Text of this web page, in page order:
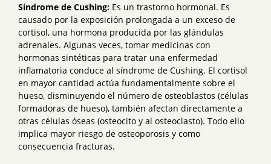
Síndrome de Cushing: Es un trastorno hormonal. Es
causado por la exposición prolongada a un exceso de
cortisol, una hormona producida por las glándulas
adrenales. Algunas veces, tomar medicinas con
hormonas sintéticas para tratar una enfermedad
inflamatoria conduce al síndrome de Cushing. El cortisol
en mayor cantidad actúa fundamentalmente sobre el
hueso, disminuyendo el número de osteoblastos (células
formadoras de hueso), también afectan directamente a
otras células óseas (osteocito y al osteoclasto). Todo ello
implica mayor riesgo de osteoporosis y como
consecuencia fracturas.